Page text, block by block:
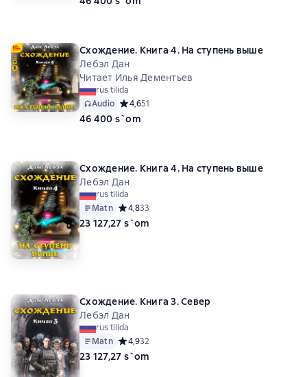
Схождение. Книга 4. На ступень выше
Лебэл Дан
Читает Илья Дементьев
rus tilida
Audio Средний рейтинг 4,6 на основе 51 оценок
4,651
46 400 s`om
Схождение. Книга 4. На ступень выше
Лебэл Дан
rus tilida
Matn Средний рейтинг 4,8 на основе 33 оценок
4,833
23 127,27 s`om
Схождение. Книга 3. Север
Лебэл Дан
rus tilida
Matn Средний рейтинг 4,9 на основе 32 оценок
4,932
23 127,27 s`om